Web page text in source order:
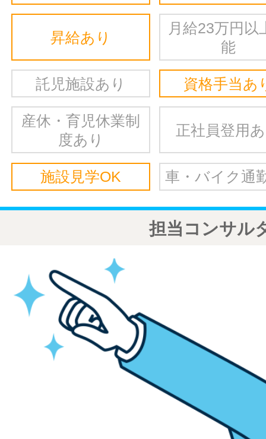
昇給あり
月給23万円以
能
託児施設あり 資格手当あ
産休・育児休業制
度あり
正社員登用
施設見学OK 車・バイク通
担当コンサル